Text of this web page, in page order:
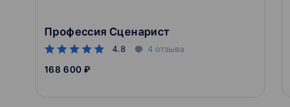
Профессия Сценарист
4.8 4 отзыва
168 600 ₽